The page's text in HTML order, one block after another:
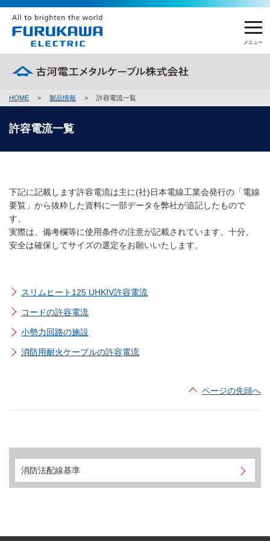
メニュー
製品情報
めっき製品
製品名から探す
社長メッセージ
会社概要
国内拠点
古河電工グループ パーパス
（古河電工サイトへ）
販売窓口
FEMCを知る トップ
FEMCの強み
お客様インタビュー
サステナビリティ
サステナビリティ トップ
品質・環境活動
FEMCを知る
先輩社員の声
English お問い合わせ
HOME > 製品情報 > 許容電流一覧
許容電流一覧
下記に記載します許容電流は主に(社)日本電線工業会発行の「電線
要覧」から抜粋した資料に一部データを弊社が追記したもので
す。
実際は、備考欄等に使用条件の注意が記載されています。十分、
安全は確保してサイズの選定をお願いいたします。
スリムヒート125 UHKIV許容電流
コードの許容電流
小勢力回路の施設
消防用耐火ケーブルの許容電流
ページの先頭へ
消防法配線基準